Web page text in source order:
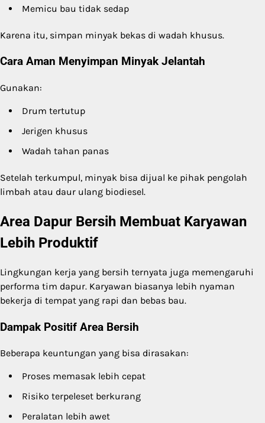
Memicu bau tidak sedap
Karena itu, simpan minyak bekas di wadah khusus.
Cara Aman Menyimpan Minyak Jelantah
Gunakan:
Drum tertutup
Jerigen khusus
Wadah tahan panas
Setelah terkumpul, minyak bisa dijual ke pihak pengolah
limbah atau daur ulang biodiesel.
Area Dapur Bersih Membuat Karyawan
Lebih Produktif
Lingkungan kerja yang bersih ternyata juga memengaruhi
performa tim dapur. Karyawan biasanya lebih nyaman
bekerja di tempat yang rapi dan bebas bau.
Dampak Positif Area Bersih
Beberapa keuntungan yang bisa dirasakan:
Proses memasak lebih cepat
Risiko terpeleset berkurang
Peralatan lebih awet